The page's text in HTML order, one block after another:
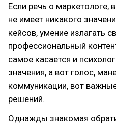
Если речь о маркетологе,
не имеет никакого
кейсов, умение излагать
профессиональный
самое касается и
значения, а вот голос,
коммуникации, вот
решений.
Однажды знакомая